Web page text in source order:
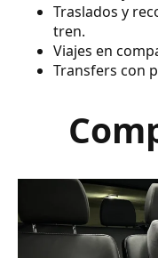
Traslados y
tren.
Viajes en
Transfers con